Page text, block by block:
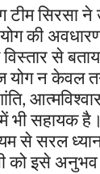
टीमसिरसाने
योगकी
विस्तारसे
योगनकेवल
,
मेंभीसहायकहै।
सेसरल
कोइसेअनुभव